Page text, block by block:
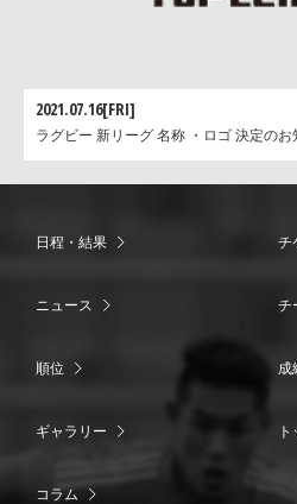
2021.07.16[FRI]
ラグビー 新リーグ 名称 ・ロゴ 決定のお
日程・結果 チ
ニュース チ
順位 成
ギャラリー
コラム